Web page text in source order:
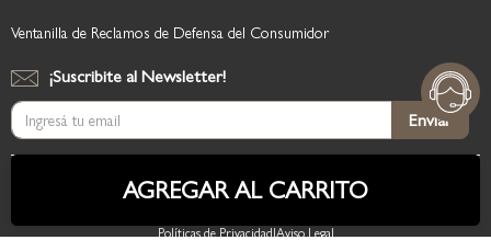
AGREGAR AL CARRITO
¡Suscribite al Newsletter!
Suscríbase
al
boletín
Enviar
Ventanilla de Reclamos de Defensa del Consumidor
Políticas de Privacidad|Aviso Legal